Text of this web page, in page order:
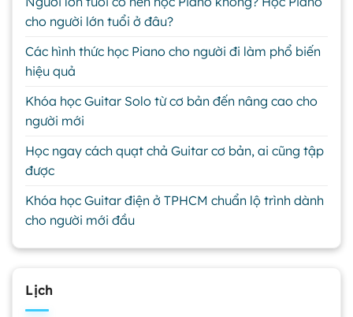
cho người lớn tuổi ở đâu?
Các hình thức học Piano cho người đi làm phổ biến
hiệu quả
Khóa học Guitar Solo từ cơ bản đến nâng cao cho
người mới
Học ngay cách quạt chả Guitar cơ bản, ai cũng tập
được
Khóa học Guitar điện ở TPHCM chuẩn lộ trình dành
cho người mới đầu
Lịch